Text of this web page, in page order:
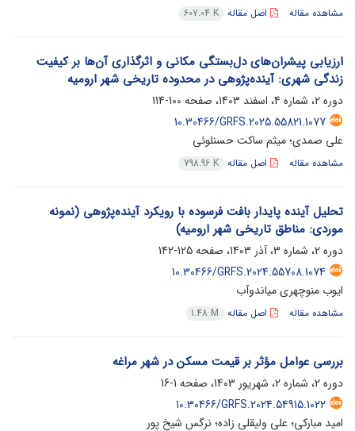
مشاهده مقاله اصل مقاله 607.04 K
ارزیابی پیشران‌های دل‌بستگی مکانی و اثرگذاری آن‌ها بر کیفیت
زندگی شهری: آینده‌پژوهی در محدوده تاریخی شهر ارومیه
دوره 2، شماره 4، اسفند 1403، صفحه
100-114
10.30466/GRFS.2025.55821.1077
علی صمدی؛ میثم ساکت حسنلوئی
مشاهده مقاله اصل مقاله 798.96 K
تحلیل آینده پایدار بافت فرسوده با رویکرد آینده‌پژوهی (نمونه
موردی: مناطق تاریخی شهر ارومیه)
دوره 2، شماره 3، آذر 1403، صفحه
125-142
10.30466/GRFS.2024.55708.1074
ایوب منوچهری میاندوآب
مشاهده مقاله اصل مقاله 1.48 M
بررسی عوامل مؤثر بر قیمت مسکن در شهر مراغه
دوره 2، شماره 2، شهریور 1403، صفحه
1-16
10.30466/GRFS.2024.54915.1022
امید مبارکی؛ علی ولیقلی زاده؛ نرگس شیخ پور